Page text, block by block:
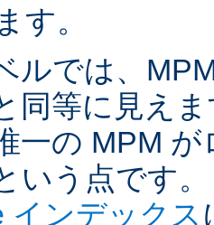
す。
ルでは、
同等に見え
一の MPM
いう点です
インデックス